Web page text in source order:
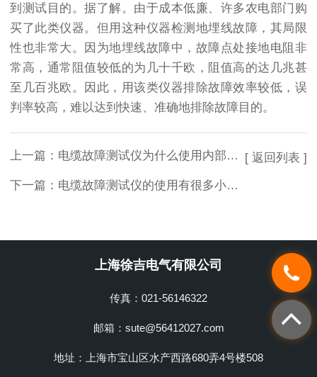
到测试目的。据了解。由于成本低廉、许多农电部门购
买了此类仪器。但用这种仪器检测地埋线故障，其局限
性也非常大。因为地埋线故障中，故障点处接地电阻非
常高，通常阻值较低的为几十千欧，阻值高的达几兆甚
至几百兆欧。因此，用该类仪器排除故障效率较低，误
判率较高，难以达到快速、准确地排除故障目的。
上一篇： 电缆故障测试仪为什么使用内部阻抗平衡技术？
下一篇： 电缆故障测试仪的使用有很多小细节需要注意的
[ 返回列表 ]
上海徐吉电气有限公司
传真：021-56146322
邮箱：sute@56412027.com
地址：上海市宝山区水产西路680弄4号楼508